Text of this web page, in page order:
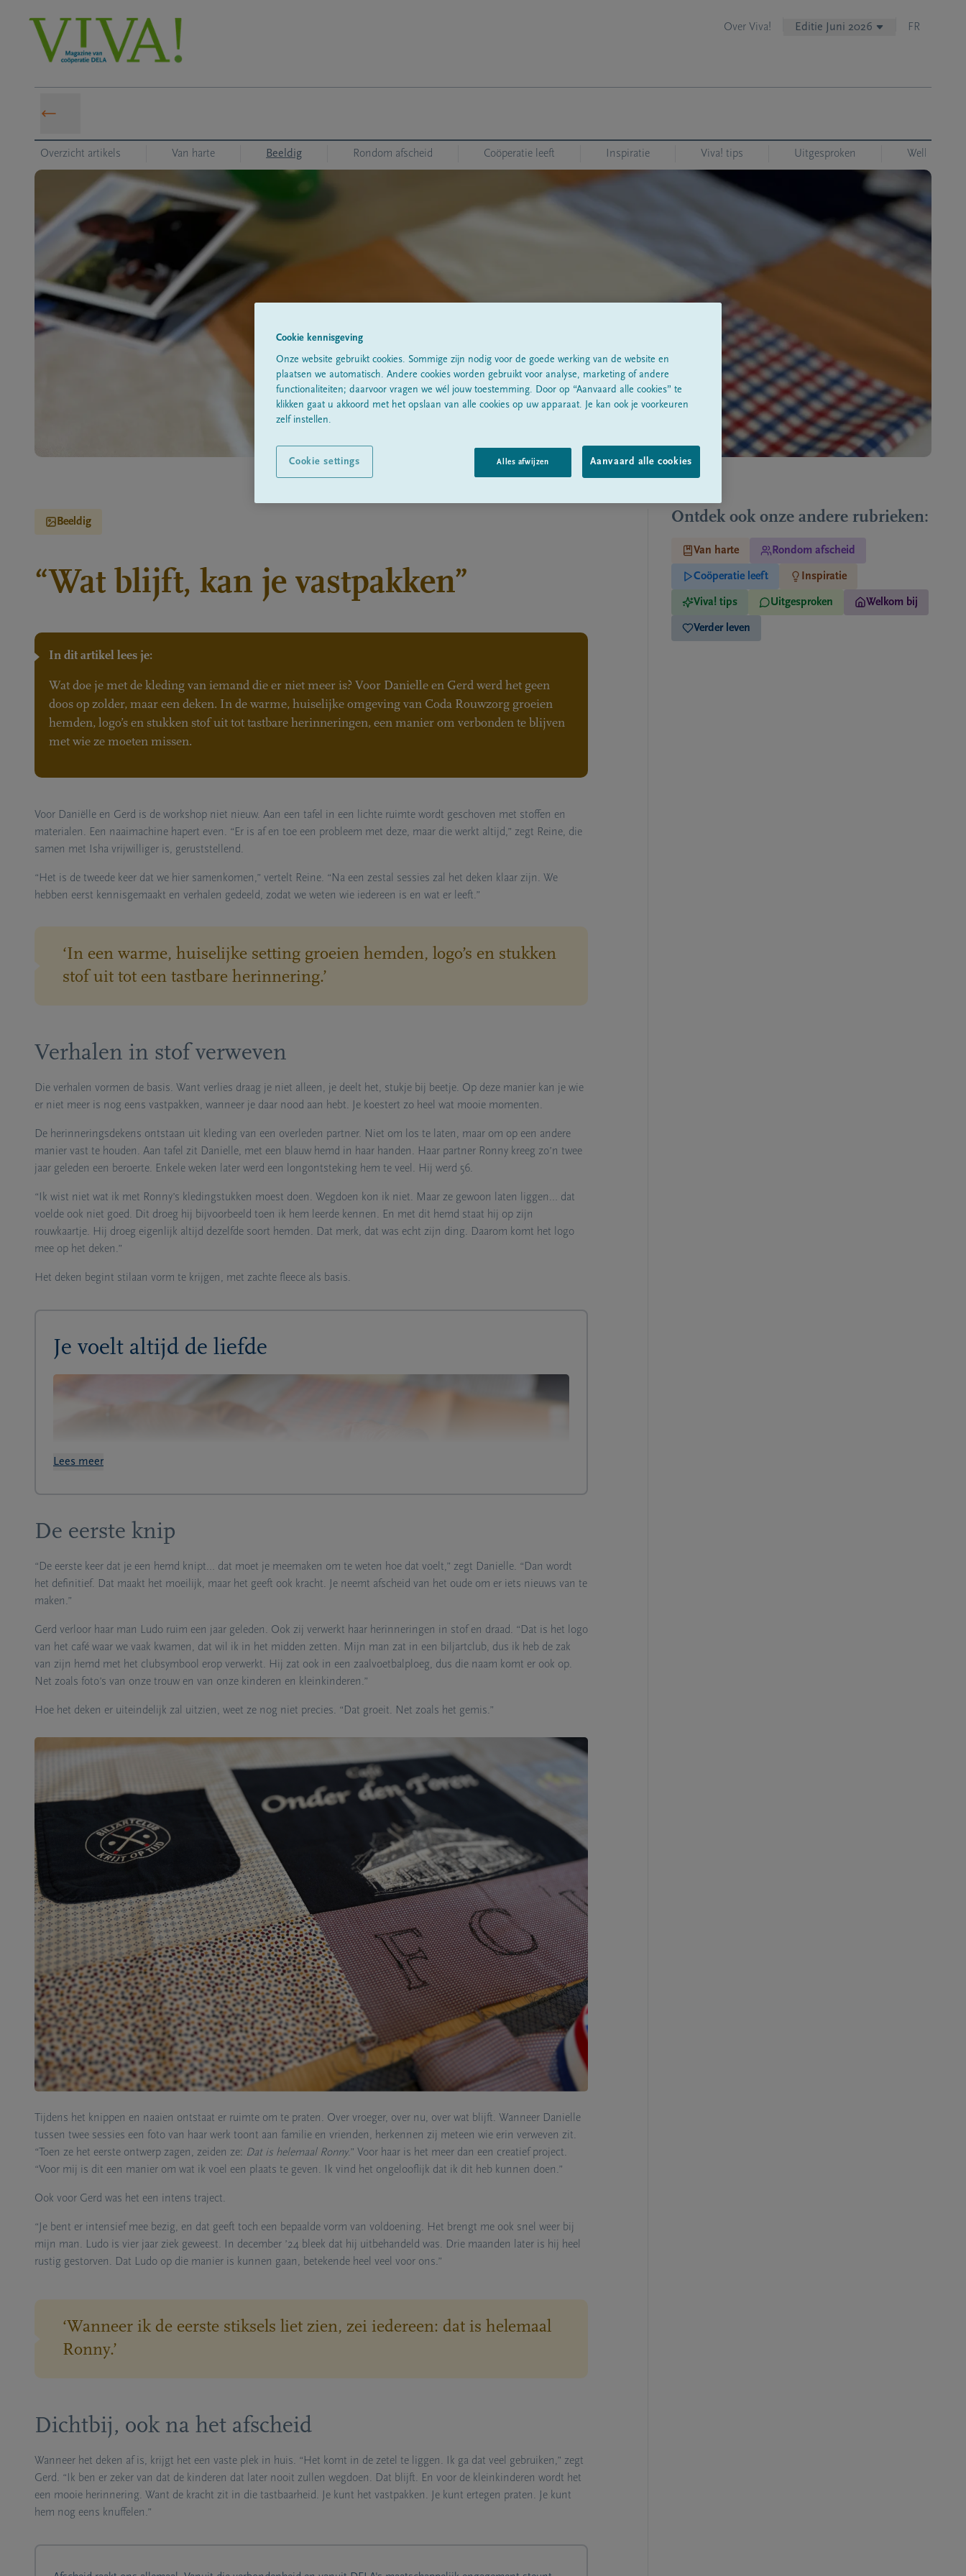
Over Viva! Editie Juni 2026 FR
Overzicht artikels Van harte Beeldig Rondom afscheid Coöperatie leeft Inspiratie Viva! tips Uitgesproken Welkom bij
Beeldig
“Wat blijft, kan je vastpakken”
In dit artikel lees je:
Wat doe je met de kleding van iemand die er niet meer is? Voor Danielle en Gerd werd het geen
doos op zolder, maar een deken. In de warme, huiselijke omgeving van Coda Rouwzorg groeien
hemden, logo’s en stukken stof uit tot tastbare herinneringen, een manier om verbonden te blijven
met wie ze moeten missen.
Voor Daniëlle en Gerd is de workshop niet nieuw. Aan een tafel in een lichte ruimte wordt geschoven met stoffen en
materialen. Een naaimachine hapert even. “Er is af en toe een probleem met deze, maar die werkt altijd,” zegt Reine, die
samen met Isha vrijwilliger is, geruststellend.
“Het is de tweede keer dat we hier samenkomen,” vertelt Reine. “Na een zestal sessies zal het deken klaar zijn. We
hebben eerst kennisgemaakt en verhalen gedeeld, zodat we weten wie iedereen is en wat er leeft.”
‘In een warme, huiselijke setting groeien hemden, logo’s en stukken
stof uit tot een tastbare herinnering.’
Verhalen in stof verweven
Die verhalen vormen de basis. Want verlies draag je niet alleen, je deelt het, stukje bij beetje. Op deze manier kan je wie
er niet meer is nog eens vastpakken, wanneer je daar nood aan hebt. Je koestert zo heel wat mooie momenten.
De herinneringsdekens ontstaan uit kleding van een overleden partner. Niet om los te laten, maar om op een andere
manier vast te houden. Aan tafel zit Danielle, met een blauw hemd in haar handen. Haar partner Ronny kreeg zo’n twee
jaar geleden een beroerte. Enkele weken later werd een longontsteking hem te veel. Hij werd 56.
“Ik wist niet wat ik met Ronny’s kledingstukken moest doen. Wegdoen kon ik niet. Maar ze gewoon laten liggen… dat
voelde ook niet goed. Dit droeg hij bijvoorbeeld toen ik hem leerde kennen. En met dit hemd staat hij op zijn
rouwkaartje. Hij droeg eigenlijk altijd dezelfde soort hemden. Dat merk, dat was echt zijn ding. Daarom komt het logo
mee op het deken.”
Het deken begint stilaan vorm te krijgen, met zachte fleece als basis.
Je voelt altijd de liefde
Vrijwilligster Isha begeleidt, samen met Reine, de workshops rond herinneringsdekens. Haar engagement komt
“We zijn allemaal een beetje lotgenoten. Ikzelf heb verschillende dierbaren verloren, onder wie de vader van
vermijden.”
Precies daarom zet ze zich vandaag in. “Als ik kan helpen om mensen opnieuw verbinding te laten voelen, dan
‘Je bent niet alleen iets aan het maken. Je bent ook bezig met het
verlies een plaats geven.’
Het tastbare helpt
In de workshops maken deelnemers zelf een deken uit kleding van hun dierbare, stap voor stap.
“We starten met kennismaken en het verhaal achter de kledij. De eerste knip is vaak een belangrijk moment,
daar staan we bewust bij stil. Daarna groeit het deken stukje bij beetje, terwijl er ruimte is om herinneringen te
delen.”
Het tastbare helpt daarbij. “Je hebt iets in handen, iets concreets. Dat maakt het makkelijker om te praten en om
mooie momenten te delen.”
Lees meer
De eerste knip
“De eerste keer dat je een hemd knipt… dat moet je meemaken om te weten hoe dat voelt,” zegt Danielle. “Dan wordt
het definitief. Dat maakt het moeilijk, maar het geeft ook kracht. Je neemt afscheid van het oude om er iets nieuws van te
maken.”
Gerd verloor haar man Ludo ruim een jaar geleden. Ook zij verwerkt haar herinneringen in stof en draad. “Dat is het logo
van het café waar we vaak kwamen, dat wil ik in het midden zetten. Mijn man zat in een biljartclub, dus ik heb de zak
van zijn hemd met het clubsymbool erop verwerkt. Hij zat ook in een zaalvoetbalploeg, dus die naam komt er ook op.
Net zoals foto’s van onze trouw en van onze kinderen en kleinkinderen.”
Hoe het deken er uiteindelijk zal uitzien, weet ze nog niet precies. “Dat groeit. Net zoals het gemis.”
Tijdens het knippen en naaien ontstaat er ruimte om te praten. Over vroeger, over nu, over wat blijft. Wanneer Danielle
tussen twee sessies een foto van haar werk toont aan familie en vrienden, herkennen zij meteen wie erin verweven zit.
“Toen ze het eerste ontwerp zagen, zeiden ze: Dat is helemaal Ronny.” Voor haar is het meer dan een creatief project.
“Voor mij is dit een manier om wat ik voel een plaats te geven. Ik vind het ongelooflijk dat ik dit heb kunnen doen.”
Ook voor Gerd was het een intens traject.
“Je bent er intensief mee bezig, en dat geeft toch een bepaalde vorm van voldoening. Het brengt me ook snel weer bij
mijn man. Ludo is vier jaar ziek geweest. In december ’24 bleek dat hij uitbehandeld was. Drie maanden later is hij heel
rustig gestorven. Dat Ludo op die manier is kunnen gaan, betekende heel veel voor ons.”
‘Wanneer ik de eerste stiksels liet zien, zei iedereen: dat is helemaal
Ronny.’
Dichtbij, ook na het afscheid
Wanneer het deken af is, krijgt het een vaste plek in huis. “Het komt in de zetel te liggen. Ik ga dat veel gebruiken,” zegt
Gerd. “Ik ben er zeker van dat de kinderen dat later nooit zullen wegdoen. Dat blijft. En voor de kleinkinderen wordt het
een mooie herinnering. Want de kracht zit in die tastbaarheid. Je kunt het vastpakken. Je kunt ertegen praten. Je kunt
hem nog eens knuffelen.”
Ontdek ook onze andere rubrieken:
Van harte Rondom afscheid
Coöperatie leeft Inspiratie
Viva! tips Uitgesproken Welkom bij
Verder leven
Cookie kennisgeving
Onze website gebruikt cookies. Sommige zijn nodig voor de goede werking van de website en
plaatsen we automatisch. Andere cookies worden gebruikt voor analyse, marketing of andere
functionaliteiten; daarvoor vragen we wél jouw toestemming. Door op “Aanvaard alle cookies” te
klikken gaat u akkoord met het opslaan van alle cookies op uw apparaat. Je kan ook je voorkeuren
zelf instellen.
Alles afwijzen Aanvaard alle cookies
Cookie settings